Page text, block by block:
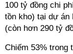
100 tỷ đồng chi
tồn kho) tại dự án
(còn hơn 290 tỷ
Chiếm 53% trong